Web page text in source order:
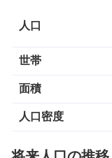
人口
世帯
面積
人口密度